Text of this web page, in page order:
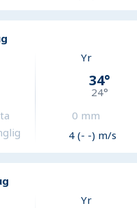
Yr
34°
24°
0 mm
4 (- -) m/s
Yr